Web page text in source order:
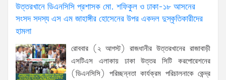
উত্তরখানে ডিএনসিসি প্রশাসক মো. শফিকুল ও ঢাকা-১৮ আসনের
সংসদ সদস্য এস এম জাহাঙ্গীর হোসেনের উপর একদল দুস্কৃতিকারীদের
হামলা
রোববার (২ আগস্ট) রাজধানীর উত্তরখানের রাজাবাড়ী
এসটিএস এলাকায় ঢাকা উত্তর সিটি করপোরেশনের
(ডিএনসিসি) পরিচ্ছন্নতা কার্যক্রম পরিচালনাকে কেন্দ্র